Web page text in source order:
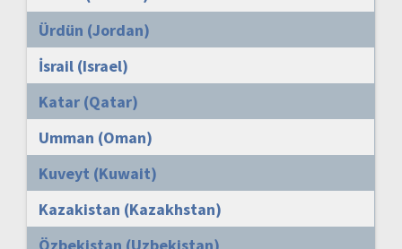
Ürdün (Jordan)
İsrail (Israel)
Katar (Qatar)
Umman (Oman)
Kuveyt (Kuwait)
Kazakistan (Kazakhstan)